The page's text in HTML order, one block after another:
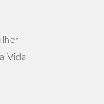
Vida